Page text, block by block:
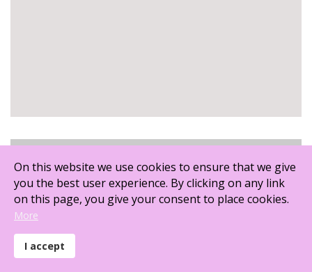
the body came to be
On this website we use cookies to ensure that we give
you the best user experience. By clicking on any link
on this page, you give your consent to place cookies.
More
I accept